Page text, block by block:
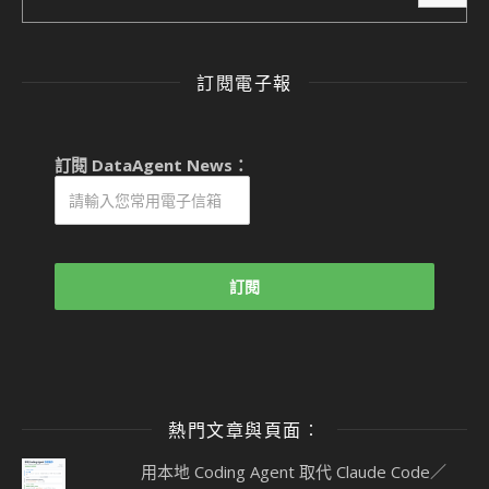
訂閱電子報
訂閱 DataAgent News：
熱門文章與頁面︰
用本地 Coding Agent 取代 Claude Code／